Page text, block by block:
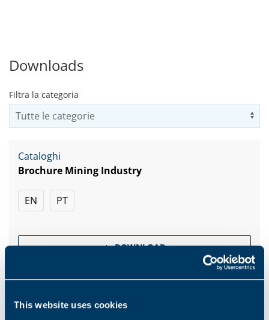
This website uses cookies
Downloads
Filtra la categoria
Cataloghi
Brochure Mining Industry
EN PT
DOWNLOAD
Brochure Construction Industry